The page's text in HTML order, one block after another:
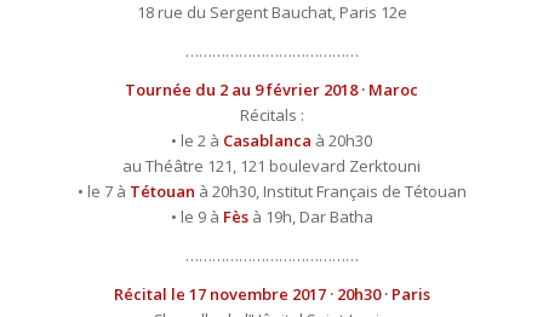
18 rue du Sergent Bauchat, Paris 12e
…………………………………
Tournée du 2 au 9 février 2018 · Maroc
Récitals :
• le 2 à Casablanca à 20h30
au Théâtre 121, 121 boulevard Zerktouni
• le 7 à Tétouan à 20h30, Institut Français de Tétouan
• le 9 à Fès à 19h, Dar Batha
…………………………………
Récital le 17 novembre 2017 · 20h30 · Paris